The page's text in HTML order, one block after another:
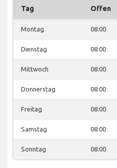
Tag Offen
Montag 08:00
Dienstag 08:00
Mittwoch 08:00
Donnerstag 08:00
Freitag 08:00
Samstag 08:00
Sonntag 08:00